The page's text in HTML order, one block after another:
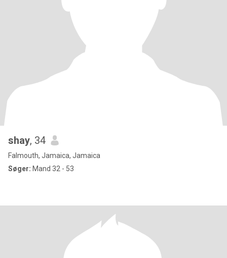
shay, 34
Falmouth, Jamaica, Jamaica
Søger: Mand 32 - 53